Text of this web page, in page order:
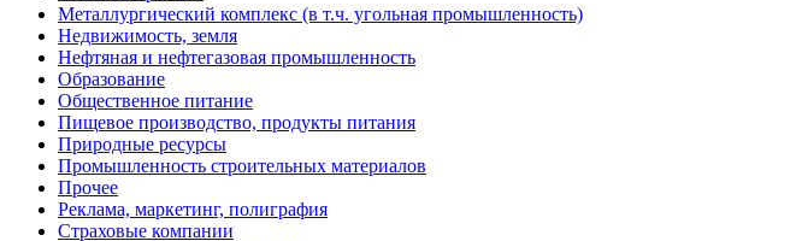
Металлургический комплекс (в т.ч. угольная промышленность)
Недвижимость, земля
Нефтяная и нефтегазовая промышленность
Образование
Общественное питание
Пищевое производство, продукты питания
Природные ресурсы
Промышленность строительных материалов
Прочее
Реклама, маркетинг, полиграфия
Страховые компании